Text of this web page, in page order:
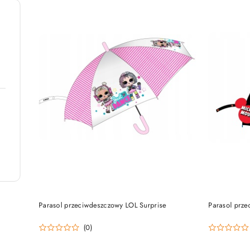
Parasol przeciwdeszczowy LOL Surprise
(0)
DO KOSZYKA Parasol